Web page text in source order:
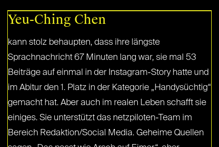
Yeu-Ching Chen
kann stolz behaupten, dass ihre längste
Sprachnachricht 67 Minuten lang war, sie mal 53
Beiträge auf einmal in der Instagram-Story hatte und
im Abitur den 1. Platz in der Kategorie „Handysüchtig“
gemacht hat. Aber auch im realen Leben schafft sie
einiges. Sie unterstützt das netzpiloten-Team im
Bereich Redaktion/Social Media. Geheime Quellen